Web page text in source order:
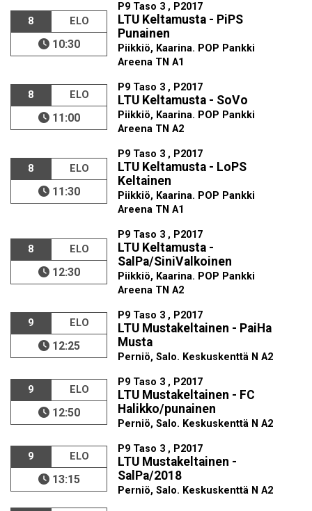
8 ELO
10:30
P9 Taso 3 , P2017
LTU Keltamusta - PiPS
Punainen
Piikkiö, Kaarina. POP Pankki
Areena TN A1
8 ELO
11:00
P9 Taso 3 , P2017
LTU Keltamusta - SoVo
Piikkiö, Kaarina. POP Pankki
Areena TN A2
8 ELO
11:30
P9 Taso 3 , P2017
LTU Keltamusta - LoPS
Keltainen
Piikkiö, Kaarina. POP Pankki
Areena TN A1
8 ELO
12:30
P9 Taso 3 , P2017
LTU Keltamusta -
SalPa/SiniValkoinen
Piikkiö, Kaarina. POP Pankki
Areena TN A2
9 ELO
12:25
P9 Taso 3 , P2017
LTU Mustakeltainen - PaiHa
Musta
Perniö, Salo. Keskuskenttä N A2
9 ELO
12:50
P9 Taso 3 , P2017
LTU Mustakeltainen - FC
Halikko/punainen
Perniö, Salo. Keskuskenttä N A2
9 ELO
13:15
P9 Taso 3 , P2017
LTU Mustakeltainen -
SalPa/2018
Perniö, Salo. Keskuskenttä N A2